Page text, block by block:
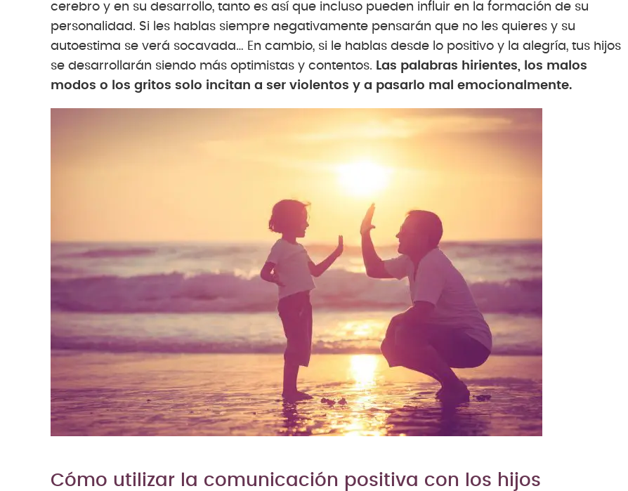
cerebro y en su desarrollo, tanto es así que incluso pueden influir en la formación de su
personalidad. Si les hablas siempre negativamente pensarán que no les quieres y su
autoestima se verá socavada… En cambio, si le hablas desde lo positivo y la alegría, tus hijos
se desarrollarán siendo más optimistas y contentos. Las palabras hirientes, los malos
modos o los gritos solo incitan a ser violentos y a pasarlo mal emocionalmente.
Cómo utilizar la comunicación positiva con los hijos